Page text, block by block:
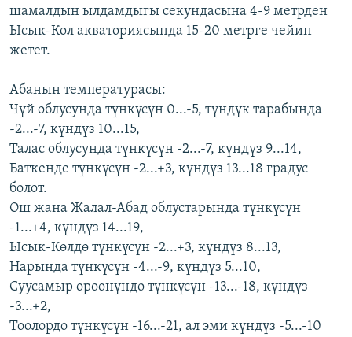
ЭЖЕ-СИҢДИЛЕР
АЗАТТЫК+
ОНЛАЙН ШЕРИНЕ
ЭЕ/АРнун бардык сайттары
шамалдын ылдамдыгы секундасына 4-9 метрден
Ысык-Көл акваториясында 15-20 метрге чейин
жетет.
Абанын температурасы:
Чүй облусунда түнкүсүн 0...-5, түндүк тарабында
-2...-7, күндүз 10...15,
Талас облусунда түнкүсүн -2...-7, күндүз 9...14,
Баткенде түнкүсүн -2...+3, күндүз 13...18 градус
болот.
Ош жана Жалал-Абад облустарында түнкүсүн
-1...+4, күндүз 14...19,
Ысык-Көлдө түнкүсүн -2...+3, күндүз 8...13,
Нарында түнкүсүн -4...-9, күндүз 5...10,
Суусамыр өрөөнүндө түнкүсүн -13...-18, күндүз
-3...+2,
Тоолордо түнкүсүн -16...-21, ал эми күндүз -5...-10